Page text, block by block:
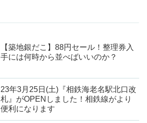
【築地銀だこ】88円セール！整理券入
手には何時から並べばいいのか？
23年3月25日(土)『相鉄海老名駅北口改
札』がOPENしました！相鉄線がより
便利になります